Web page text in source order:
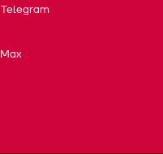
Telegram
Max